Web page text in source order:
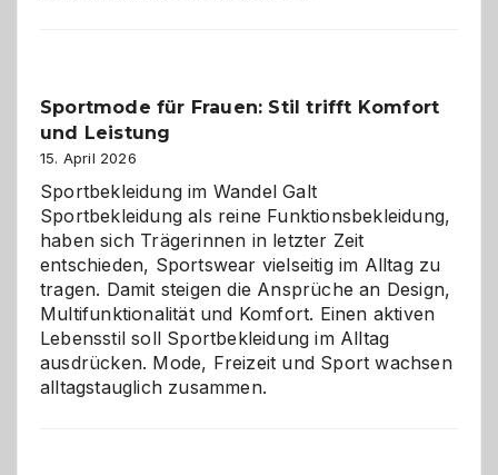
gegen
Chaos
Sportmode für Frauen: Stil trifft Komfort
und Leistung
15. April 2026
Sportbekleidung im Wandel Galt
Sportbekleidung als reine Funktionsbekleidung,
haben sich Trägerinnen in letzter Zeit
entschieden, Sportswear vielseitig im Alltag zu
tragen. Damit steigen die Ansprüche an Design,
Multifunktionalität und Komfort. Einen aktiven
Lebensstil soll Sportbekleidung im Alltag
ausdrücken. Mode, Freizeit und Sport wachsen
alltagstauglich zusammen.